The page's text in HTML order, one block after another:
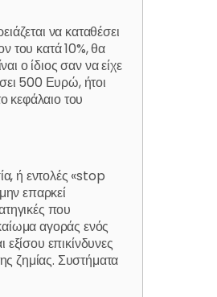
να καταθέσει
του κατά 10%, θα
ο ίδιος σαν να είχε
500 Ευρώ, ήτοι
κεφάλαιο του
ή εντολές «stop
επαρκεί
που
αγοράς ενός
επικίνδυνες
ζημίας. Συστήματα